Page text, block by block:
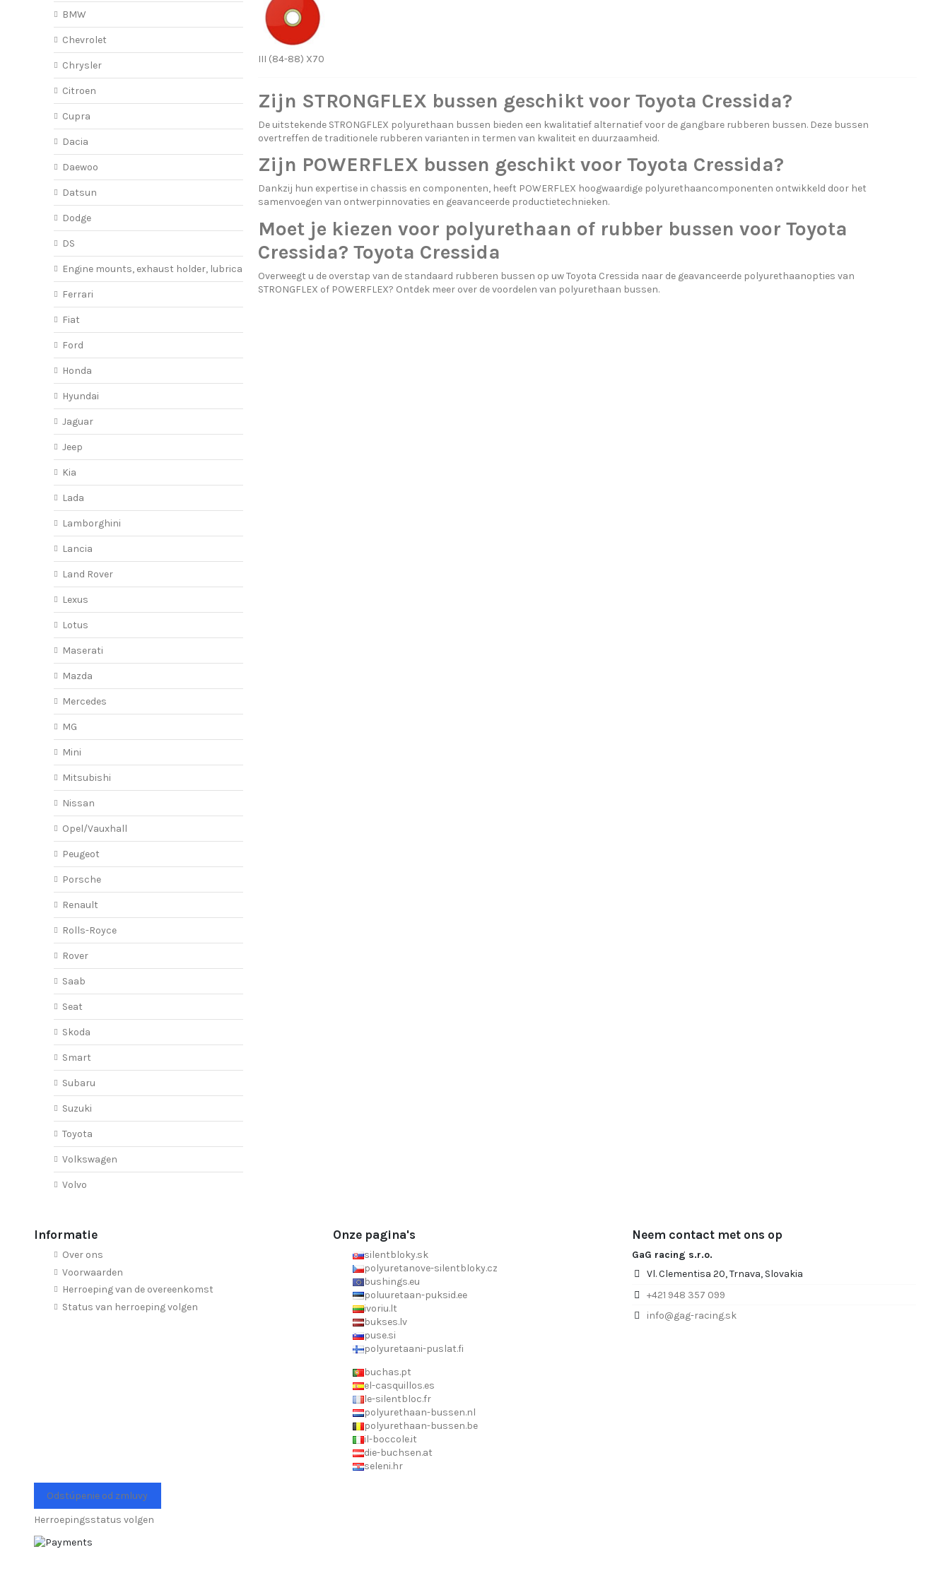
III (84-88) X70
Zijn STRONGFLEX bussen geschikt voor Toyota Cressida?
De uitstekende STRONGFLEX polyurethaan bussen bieden een kwalitatief alternatief voor de gangbare rubberen bussen. Deze bussen
overtreffen de traditionele rubberen varianten in termen van kwaliteit en duurzaamheid.
Zijn POWERFLEX bussen geschikt voor Toyota Cressida?
Dankzij hun expertise in chassis en componenten, heeft POWERFLEX hoogwaardige polyurethaancomponenten ontwikkeld door het
samenvoegen van ontwerpinnovaties en geavanceerde productietechnieken.
Moet je kiezen voor polyurethaan of rubber bussen voor Toyota
Cressida? Toyota Cressida
Overweegt u de overstap van de standaard rubberen bussen op uw Toyota Cressida naar de geavanceerde polyurethaanopties van
STRONGFLEX of POWERFLEX? Ontdek meer over de voordelen van polyurethaan bussen.
BMW
Chevrolet
Chrysler
Citroen
Cupra
Dacia
Daewoo
Datsun
Dodge
DS
Engine mounts, exhaust holder, lubricant
Ferrari
Fiat
Ford
Honda
Hyundai
Jaguar
Jeep
Kia
Lada
Lamborghini
Lancia
Land Rover
Lexus
Lotus
Maserati
Mazda
Mercedes
MG
Mini
Mitsubishi
Nissan
Opel/Vauxhall
Peugeot
Porsche
Renault
Rolls-Royce
Rover
Saab
Seat
Skoda
Smart
Subaru
Suzuki
Toyota
Volkswagen
Volvo
Informatie
Over ons
Voorwaarden
Herroeping van de overeenkomst
Status van herroeping volgen
Onze pagina's
silentbloky.sk
polyuretanove-silentbloky.cz
bushings.eu
poluuretaan-puksid.ee
ivoriu.lt
bukses.lv
puse.si
polyuretaani-puslat.fi
buchas.pt
el-casquillos.es
le-silentbloc.fr
polyurethaan-bussen.nl
polyurethaan-bussen.be
il-boccole.it
die-buchsen.at
seleni.hr
Neem contact met ons op
GaG racing s.r.o.
Vl. Clementisa 20, Trnava, Slovakia
+421 948 357 099
info@gag-racing.sk
Odstúpenie od zmluvy
Herroepingsstatus volgen